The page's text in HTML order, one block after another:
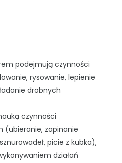
podejmują czynności
rysowanie, lepienie
drobnych
czynności
(ubieranie, zapinanie
picie z kubka),
działań